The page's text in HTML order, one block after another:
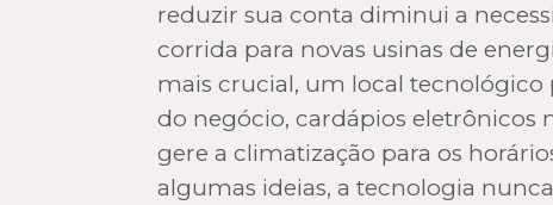
reduzir sua conta diminui a
corrida para novas usinas de
mais crucial, um local tecnológico
do negócio, cardápios eletrônicos
gere a climatização para os
algumas ideias, a tecnologia